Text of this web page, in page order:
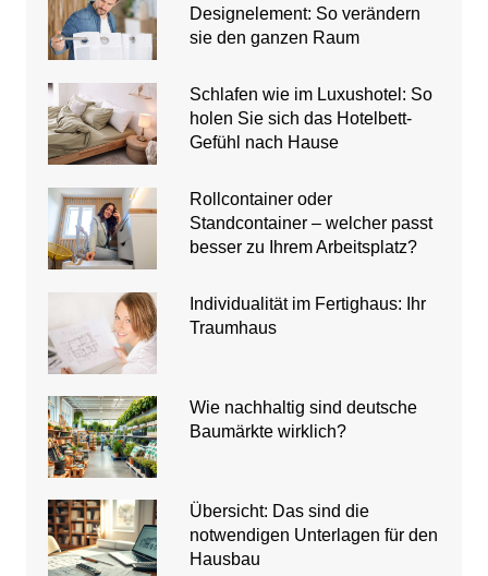
Designelement: So verändern
sie den ganzen Raum
Schlafen wie im Luxushotel: So
holen Sie sich das Hotelbett-
Gefühl nach Hause
Rollcontainer oder
Standcontainer – welcher passt
besser zu Ihrem Arbeitsplatz?
Individualität im Fertighaus: Ihr
Traumhaus
Wie nachhaltig sind deutsche
Baumärkte wirklich?
Übersicht: Das sind die
notwendigen Unterlagen für den
Hausbau